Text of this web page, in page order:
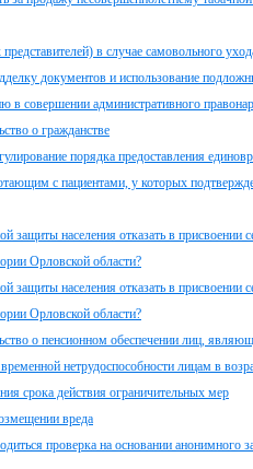
в случае самовольного
документов и использование
в совершении административного
о гражданстве
порядка предоставления
с пациентами, у которых
защиты населения отказать в присвоении
Орловской области?
защиты населения отказать в присвоении
Орловской области?
о пенсионном обеспечении лиц,
нетрудоспособности лицам в
срока действия ограничительных мер
вреда
проверка на основании анонимного